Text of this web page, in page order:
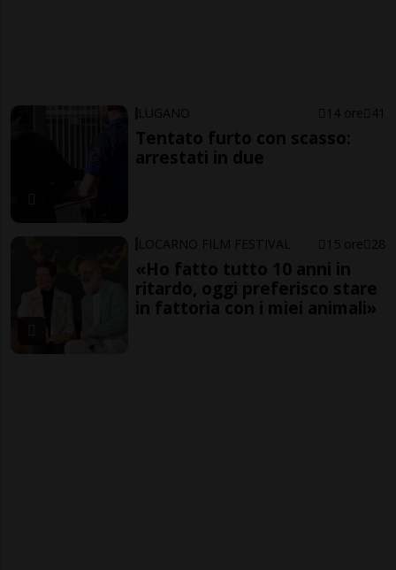
LUGANO 14 ore 41
Tentato furto con scasso:
arrestati in due
LOCARNO FILM FESTIVAL 15 ore 28
«Ho fatto tutto 10 anni in
ritardo, oggi preferisco stare
in fattoria con i miei animali»